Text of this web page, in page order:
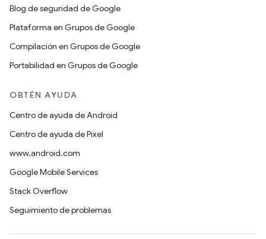
Blog de seguridad de Google
Plataforma en Grupos de Google
Compilación en Grupos de Google
Portabilidad en Grupos de Google
OBTÉN AYUDA
Centro de ayuda de Android
Centro de ayuda de Pixel
www.android.com
Google Mobile Services
Stack Overflow
Seguimiento de problemas